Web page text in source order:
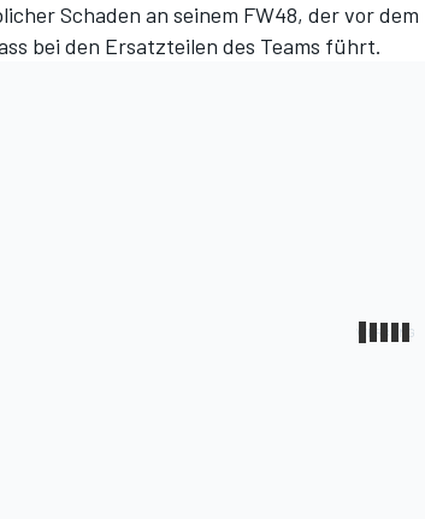
Schaden an seinem FW48, der vor
bei den Ersatzteilen des Teams führt.